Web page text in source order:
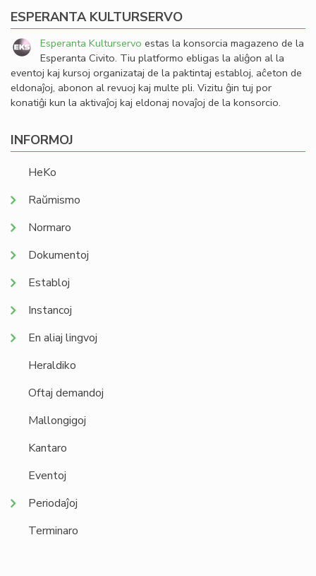
ESPERANTA KULTURSERVO
Esperanta Kulturservo estas la konsorcia magazeno de la
Esperanta Civito. Tiu platformo ebligas la aliĝon al la
eventoj kaj kursoj organizataj de la paktintaj establoj, aĉeton de
eldonaĵoj, abonon al revuoj kaj multe pli. Vizitu ĝin tuj por
konatiĝi kun la aktivaĵoj kaj eldonaj novaĵoj de la konsorcio.
INFORMOJ
HeKo
Raŭmismo
Normaro
Dokumentoj
Establoj
Instancoj
En aliaj lingvoj
Heraldiko
Oftaj demandoj
Mallongigoj
Kantaro
Eventoj
Periodaĵoj
Terminaro